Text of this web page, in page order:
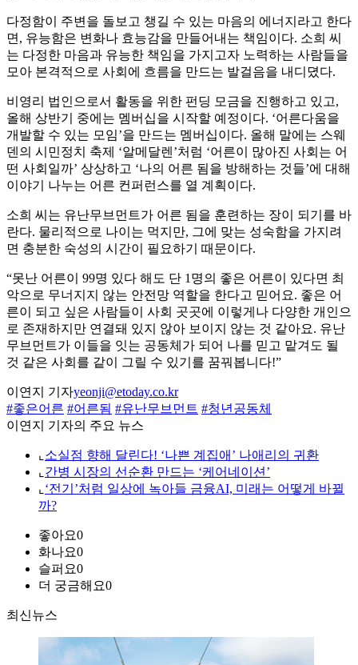
다정함이 주변을 돌보고 챙길 수 있는 마음의 에너지라고 한다
면, 유능함은 변화나 효능감을 만들어내는 책임이다. 소희 씨
는 다정한 마음과 유능한 책임을 가지고자 노력하는 사람들을
모아 본격적으로 사회에 흐름을 만드는 발걸음을 내디뎠다.
비영리 법인으로서 활동을 위한 펀딩 모금을 진행하고 있고,
올해 상반기 중에는 멤버십을 시작할 예정이다. ‘어른다움을
개발할 수 있는 모임’을 만드는 멤버십이다. 올해 말에는 스웨
덴의 시민정치 축제 ‘알메달렌’처럼 ‘어른이 많아진 사회는 어
떤 사회일까’ 상상하고 ‘나의 어른 됨을 방해하는 것들’에 대해
이야기 나누는 어른 컨퍼런스를 열 계획이다.
소희 씨는 유난무브먼트가 어른 됨을 훈련하는 장이 되기를 바
란다. 물리적으로 나이는 먹지만, 그에 맞는 성숙함을 가지려
면 충분한 숙성의 시간이 필요하기 때문이다.
“못난 어른이 99명 있다 해도 단 1명의 좋은 어른이 있다면 최
악으로 무너지지 않는 안전망 역할을 한다고 믿어요. 좋은 어
른이 되고 싶은 사람들이 사회 곳곳에 이렇게나 다양한 개인으
로 존재하지만 연결돼 있지 않아 보이지 않는 것 같아요. 유난
무브먼트가 이들을 잇는 공동체가 되어 나를 믿고 맡겨도 될
것 같은 사회를 같이 그릴 수 있기를 꿈꿔봅니다!”
이연지 기자yeonji@etoday.co.kr
#좋은어른 #어른됨 #유난무브먼트 #청년공동체
이연지 기자의 주요 뉴스
⌞ 소실점 향해 달린다! ‘나쁜 계집애’ 나애리의 귀환
⌞ 간병 시장의 선순환 만드는 ‘케어네이션’
⌞ ‘전기’처럼 일상에 녹아들 금융AI, 미래는 어떻게 바뀔
까?
좋아요0
화나요0
슬퍼요0
더 궁금해요0
최신뉴스